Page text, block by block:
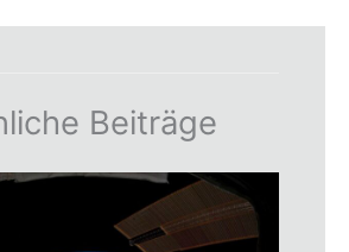
Beiträge